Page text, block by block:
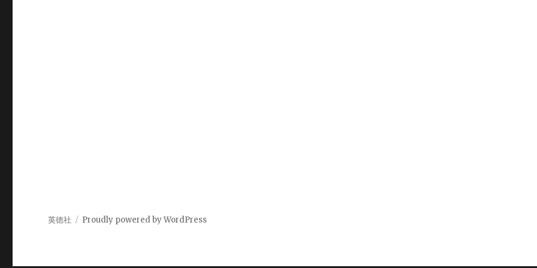
英徳社 Proudly powered by WordPress